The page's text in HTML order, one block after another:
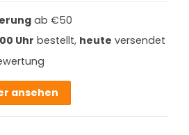
ab €50
Uhr bestellt, heute versendet
ansehen